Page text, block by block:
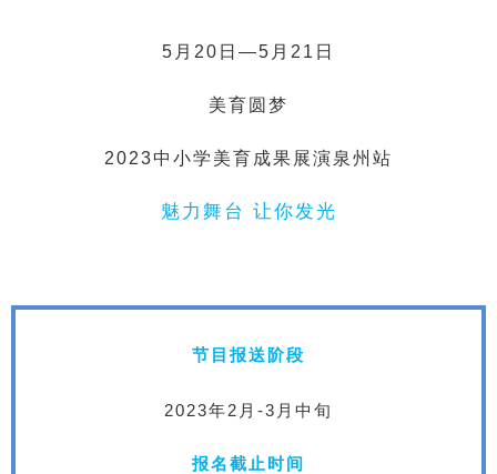
5月20日—5月21日
美育圆梦
2023中小学美育成果展演泉州站
魅力舞台 让你发光
节目报送阶段
2023年2月-3月中旬
报名截止时间